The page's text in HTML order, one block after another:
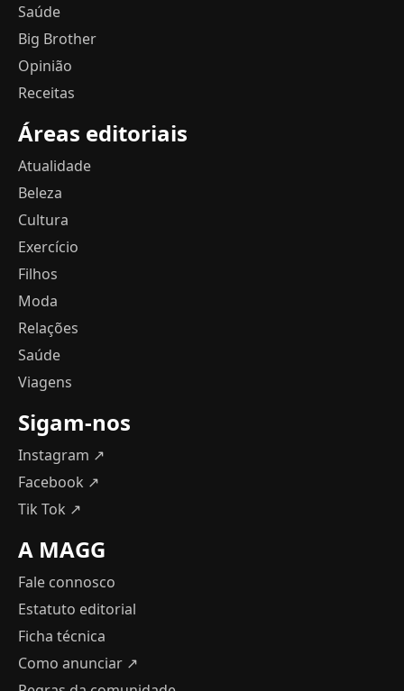
Saúde
Big Brother
Opinião
Receitas
Áreas editoriais
Atualidade
Beleza
Cultura
Exercício
Filhos
Moda
Relações
Saúde
Viagens
Sigam-nos
Instagram ↗
Facebook ↗
Tik Tok ↗
A MAGG
Fale connosco
Estatuto editorial
Ficha técnica
Como anunciar ↗